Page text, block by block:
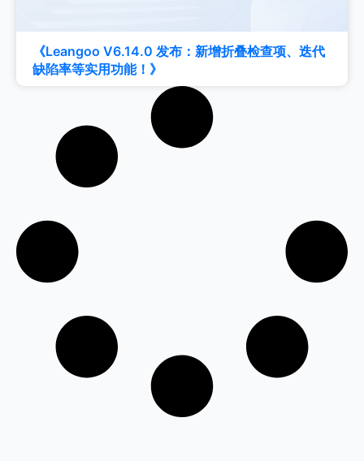
《Leangoo V6.14.0 发布：新增折叠检查项、迭代
缺陷率等实用功能！》